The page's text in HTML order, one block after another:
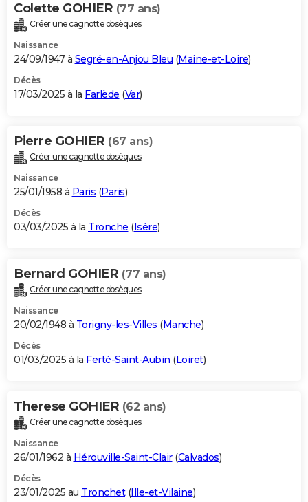
Colette GOHIER (77 ans)
Créer une cagnotte obsèques
Naissance
24/09/1947 à Segré-en-Anjou Bleu (Maine-et-Loire)
Décès
17/03/2025 à la Farlède (Var)
Pierre GOHIER (67 ans)
Créer une cagnotte obsèques
Naissance
25/01/1958 à Paris (Paris)
Décès
03/03/2025 à la Tronche (Isère)
Bernard GOHIER (77 ans)
Créer une cagnotte obsèques
Naissance
20/02/1948 à Torigny-les-Villes (Manche)
Décès
01/03/2025 à la Ferté-Saint-Aubin (Loiret)
Therese GOHIER (62 ans)
Créer une cagnotte obsèques
Naissance
26/01/1962 à Hérouville-Saint-Clair(Calvados)
Décès
23/01/2025 au Tronchet(Ille-et-Vilaine)